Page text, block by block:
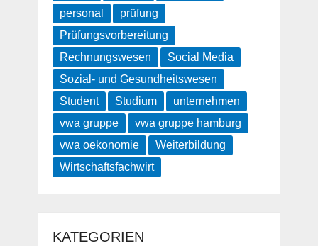
personal
prüfung
Prüfungsvorbereitung
Rechnungswesen
Social Media
Sozial- und Gesundheitswesen
Student
Studium
unternehmen
vwa gruppe
vwa gruppe hamburg
vwa oekonomie
Weiterbildung
Wirtschaftsfachwirt
KATEGORIEN